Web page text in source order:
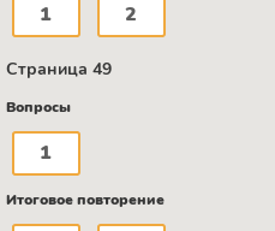
1 2
Страница 49
Вопросы
1
Итоговое повторение